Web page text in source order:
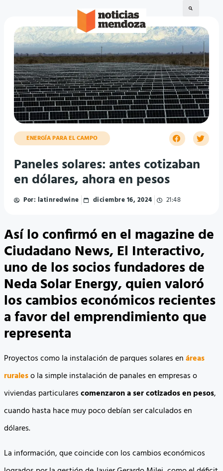
ENERGÍA PARA EL CAMPO
Paneles solares: antes cotizaban
en dólares, ahora en pesos
Por: latinredwine diciembre 16, 2024 21:48
Así lo confirmó en el magazine de
Ciudadano News, El Interactivo,
uno de los socios fundadores de
Neda Solar Energy, quien valoró
los cambios económicos recientes
a favor del emprendimiento que
representa
Proyectos como la instalación de parques solares enáreas
ruraleso la simple instalación de panales en empresas o
viviendas particularescomenzaron a ser cotizados en pesos,
cuando hasta hace muy poco debían ser calculados en
dólares.
La información, que coincide con los cambios económicos